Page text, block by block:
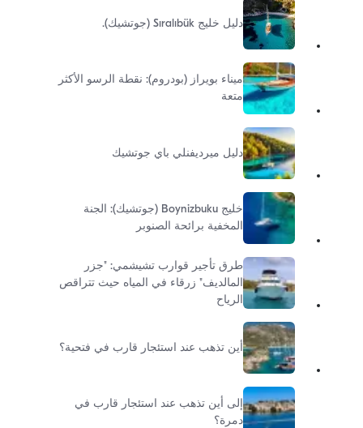
دليل خليج Sıralıbük (جوتشيك).
ميناء بويراز (بودروم): نقطة الرسو الأكثر
متعة
دليل ميرديفنلي باي جوتشيك
خليج Boynizbuku (جوتشيك): الجنة
المخفية برائحة الصنوبر
طرق تأجير قوارب تشيشمي: "جزر
المالديف" زرقاء في المياه حيث تتراقص
الرياح
أين تذهب عند استئجار قارب في فتحية؟
إلى أين تذهب عند استئجار قارب في
دمرة؟